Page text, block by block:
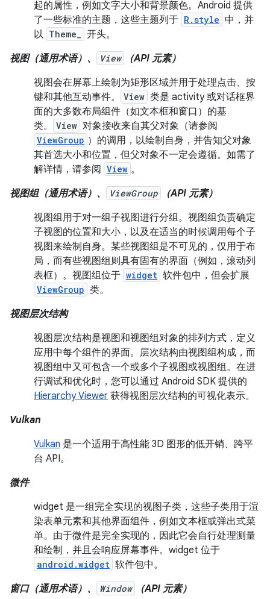
起的属性，例如文字大小和背景颜色。Android 提供
了一些标准的主题，这些主题列于 R.style 中，并
以 Theme_
开头。
视图（通用术语）、
View
（API 元素）
视图会在屏幕上绘制为矩形区域并用于处理点击、按
键和其他互动事件。
View 类是 activity 或对话框界
面的大多数布局组件（如文本框和窗口）的基
类。
View 对象接收来自其父对象（请参阅
ViewGroup ）的调用，以绘制自身，并告知父对象
其首选大小和位置，但父对象不一定会遵循。如需了
解详情，请参阅 View 。
视图组（通用术语）、
ViewGroup
（API 元素）
视图组用于对一组子视图进行分组。视图组负责确定
子视图的位置和大小，以及在适当的时候调用每个子
视图来绘制自身。某些视图组是不可见的，仅用于布
局，而有些视图组则具有固有的界面（例如，滚动列
表框）。视图组位于 widget 软件包中，但会扩展
ViewGroup 类。
视图层次结构
视图层次结构是视图和视图组对象的排列方式，定义
应用中每个组件的界面。层次结构由视图组构成，而
视图组中又可包含一个或多个子视图或视图组。在进
行调试和优化时，您可以通过 Android SDK 提供的
Hierarchy Viewer 获得视图层次结构的可视化表示。
Vulkan
Vulkan 是一个适用于高性能 3D 图形的低开销、跨平
台 API。
微件
widget 是一组完全实现的视图子类，这些子类用于渲
染表单元素和其他界面组件，例如文本框或弹出式菜
单。由于微件是完全实现的，因此它会自行处理测量
和绘制，并且会响应屏幕事件。widget 位于
android.widget 软件包中。
窗口（通用术语）、
Window
（API 元素）